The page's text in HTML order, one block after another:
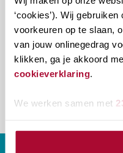
‘cookies’). Wij
voorkeuren op te slaan,
van jouw onlinegedrag
klikken, ga je akkoord
cookieverklaring
We werken samen met
E-mailadres*
naam@bedrijf.nl
ontvangen?